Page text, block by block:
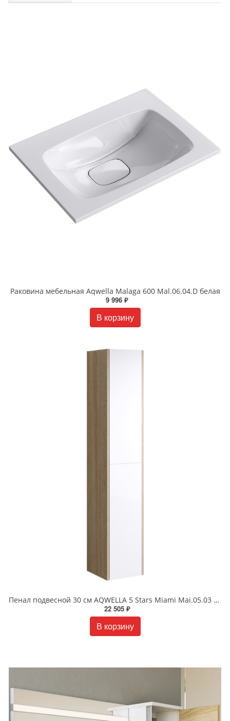
Раковина мебельная Aqwella Malaga 600 Mal.06.04.D белая
9 996 ₽
В корзину
Пенал подвесной 30 см AQWELLA 5 Stars Miami Mai.05.03 Дуб сонома
22 505 ₽
В корзину